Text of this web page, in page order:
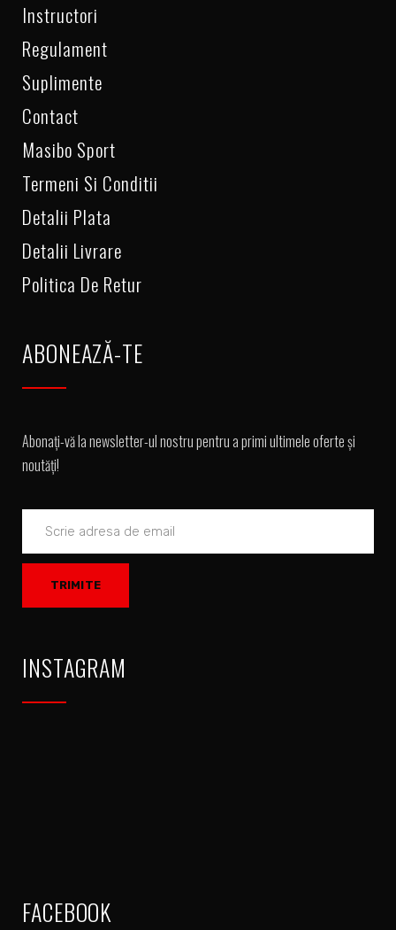
Instructori
Regulament
Suplimente
Contact
Masibo Sport
Termeni Si Conditii
Detalii Plata
Detalii Livrare
Politica De Retur
ABONEAZĂ-TE
Abonați-vă la newsletter-ul nostru pentru a primi ultimele oferte și
noutăți!
INSTAGRAM
FACEBOOK